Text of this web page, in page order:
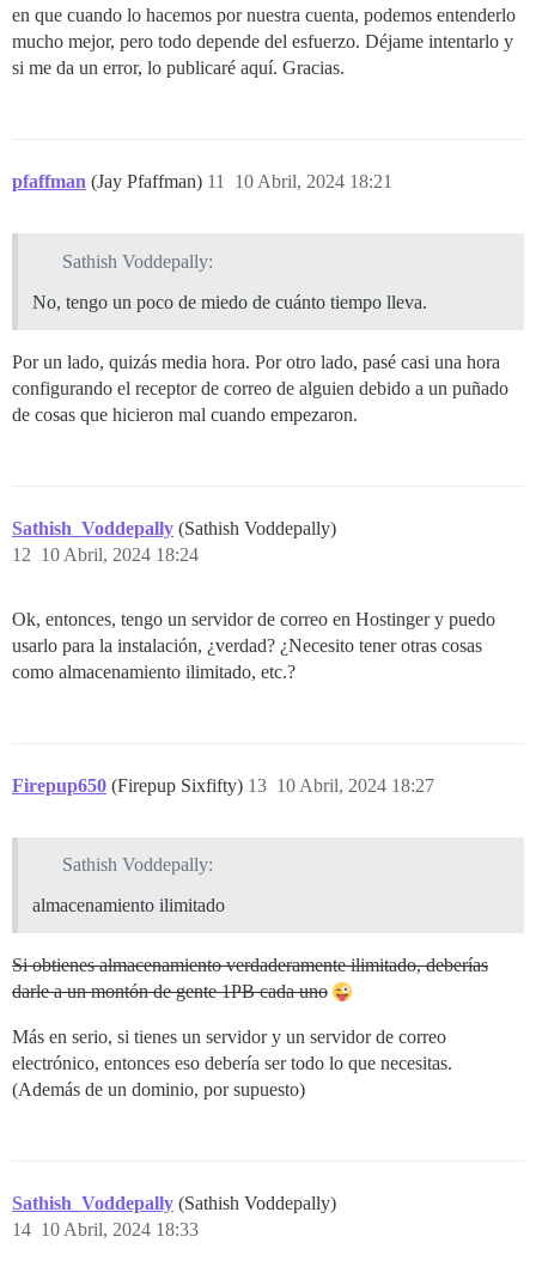
en que cuando lo hacemos por nuestra cuenta, podemos entenderlo
mucho mejor, pero todo depende del esfuerzo. Déjame intentarlo y
si me da un error, lo publicaré aquí. Gracias.
pfaffman (Jay Pfaffman) 10 Abril, 2024 18:21
11
Sathish Voddepally:
No, tengo un poco de miedo de cuánto tiempo lleva.
Por un lado, quizás media hora. Por otro lado, pasé casi una hora
configurando el receptor de correo de alguien debido a un puñado
de cosas que hicieron mal cuando empezaron.
Sathish_Voddepally (Sathish Voddepally)
10 Abril, 2024 18:24
12
Ok, entonces, tengo un servidor de correo en Hostinger y puedo
usarlo para la instalación, ¿verdad? ¿Necesito tener otras cosas
como almacenamiento ilimitado, etc.?
Firepup650 (Firepup Sixfifty) 10 Abril, 2024 18:27
13
Sathish Voddepally:
almacenamiento ilimitado
Si obtienes almacenamiento verdaderamente ilimitado, deberías
darle a un montón de gente 1PB cada uno
Más en serio, si tienes un servidor y un servidor de correo
electrónico, entonces eso debería ser todo lo que necesitas.
(Además de un dominio, por supuesto)
Sathish_Voddepally (Sathish Voddepally)
10 Abril, 2024 18:33
14